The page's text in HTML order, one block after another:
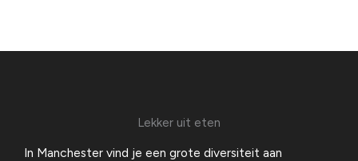
Lekker uit eten
In Manchester vind je een grote diversiteit aan